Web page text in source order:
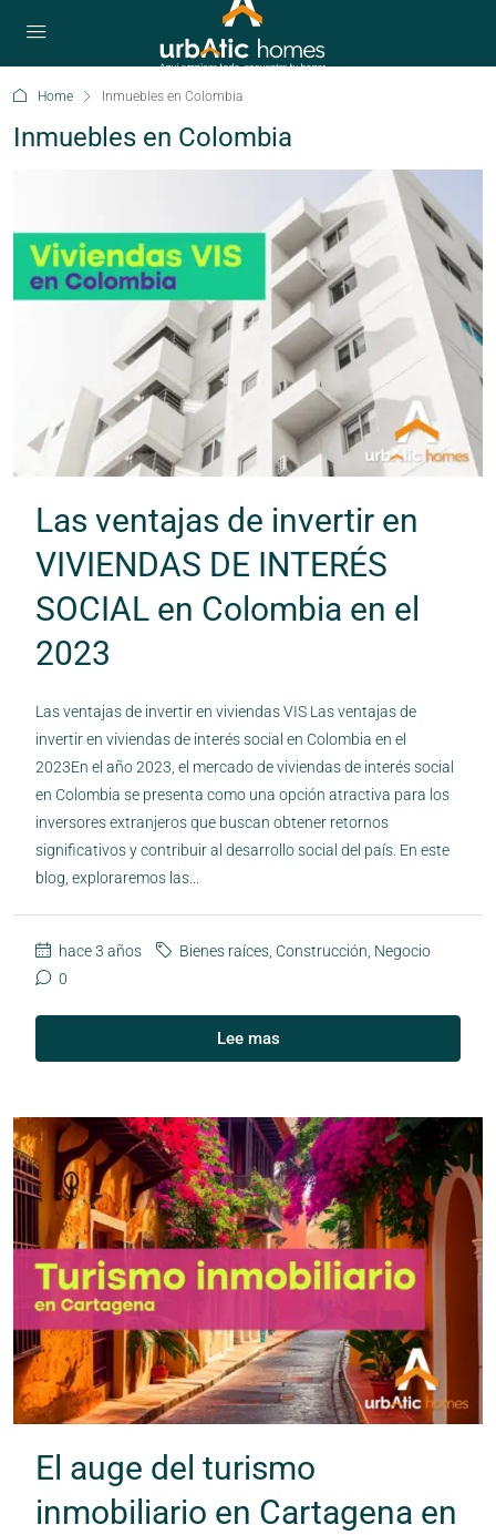
Home Inmuebles en Colombia
Inmuebles en Colombia
Las ventajas de invertir en
VIVIENDAS DE INTERÉS
SOCIAL en Colombia en el
2023
Las ventajas de invertir en viviendas VIS Las ventajas de
invertir en viviendas de interés social en Colombia en el
2023En el año 2023, el mercado de viviendas de interés social
en Colombia se presenta como una opción atractiva para los
inversores extranjeros que buscan obtener retornos
significativos y contribuir al desarrollo social del país. En este
blog, exploraremos las...
hace 3 años Bienes raíces Construcción Negocio
0
Lee mas
El auge del turismo
inmobiliario en Cartagena en